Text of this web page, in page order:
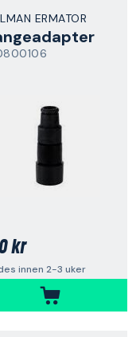
ERMATOR
kr
innen 2-3 uker